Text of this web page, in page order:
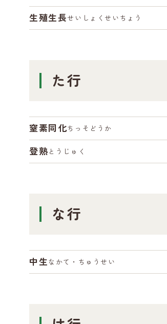
生殖生長 せいしょくせいちょう
た行
窒素同化ちっそどうか
登熟 とうじゅく
な行
中生 なかて・ちゅうせい